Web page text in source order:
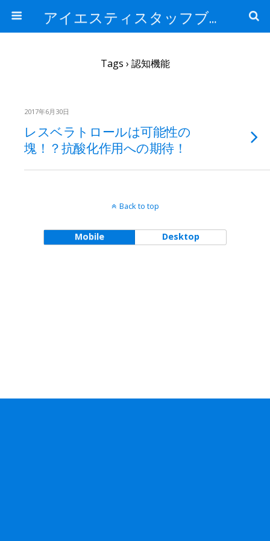
アイエスティスタッフブログ
Tags › 認知機能
2017年6月30日
レスベラトロールは可能性の
塊！？抗酸化作用への期待！
Back to top
Mobile Desktop